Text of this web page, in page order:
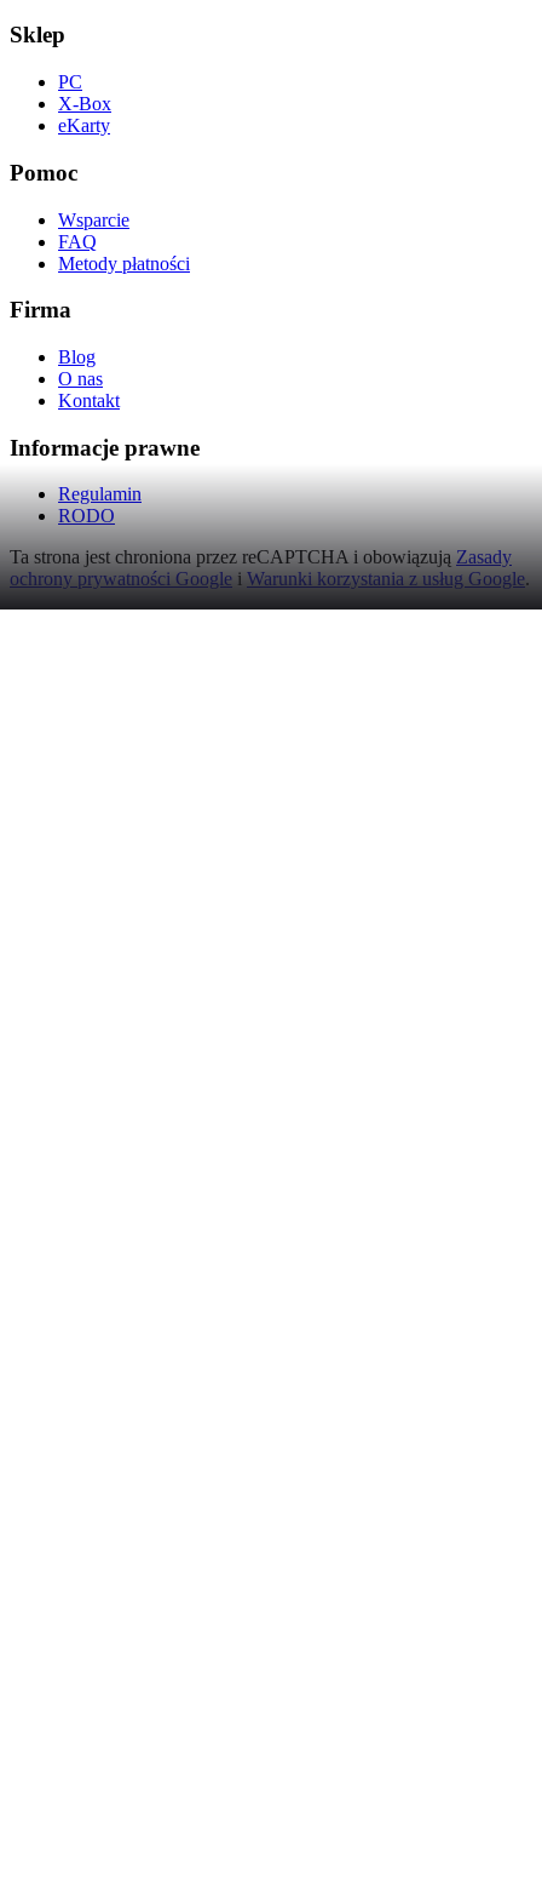
Sklep
PC
X-Box
eKarty
Pomoc
Wsparcie
FAQ
Metody płatności
Firma
Blog
O nas
Kontakt
Informacje prawne
Regulamin
RODO
Ta strona jest chroniona przez reCAPTCHA i obowiązują Zasady
ochrony prywatności Google i Warunki korzystania z usług Google.